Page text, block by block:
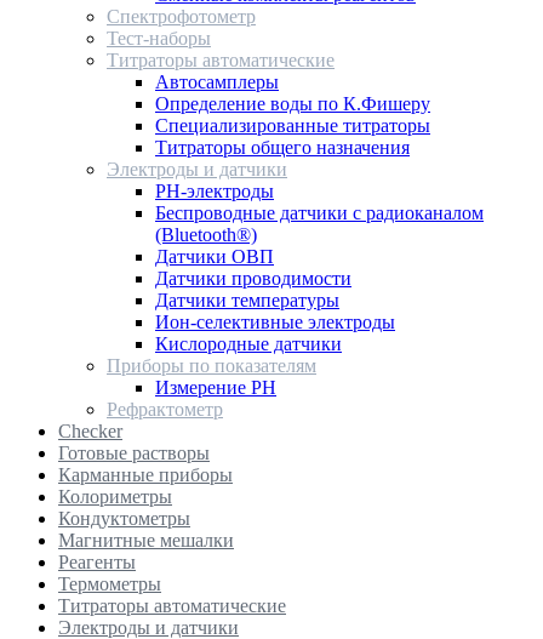
Спектрофотометр
Тест-наборы
Титраторы автоматические
Автосамплеры
Определение воды по К.Фишеру
Специализированные титраторы
Титраторы общего назначения
Электроды и датчики
PH-электроды
Беспроводные датчики с радиоканалом
(Bluetooth®)
Датчики ОВП
Датчики проводимости
Датчики температуры
Ион-селективные электроды
Кислородные датчики
Приборы по показателям
Измерение PH
Рефрактометр
Checker
Готовые растворы
Карманные приборы
Колориметры
Кондуктометры
Магнитные мешалки
Реагенты
Термометры
Титраторы автоматические
Электроды и датчики